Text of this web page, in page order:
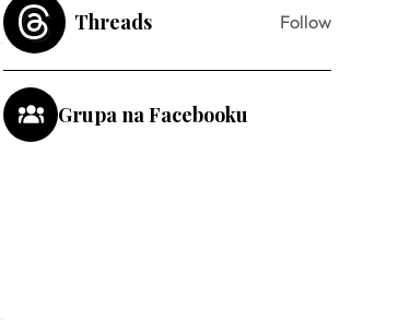
Threads Follow
Grupa na Facebooku